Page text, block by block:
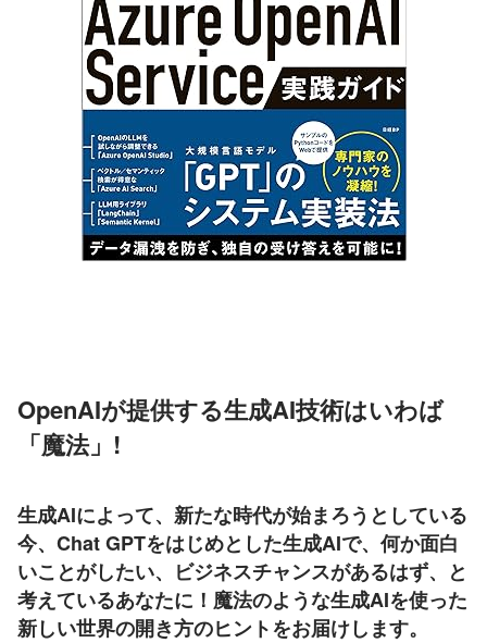
OpenAIが提供する生成AI技術はいわば
「魔法」!
生成AIによって、新たな時代が始まろうとしている
今、Chat GPTをはじめとした生成AIで、何か面白
いことがしたい、ビジネスチャンスがあるはず、と
考えているあなたに！魔法のような生成AIを使った
新しい世界の開き方のヒントをお届けします。